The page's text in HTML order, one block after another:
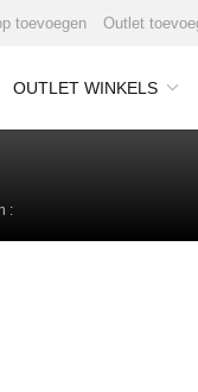
toevoegen Outlet
OUTLET WINKELS
: